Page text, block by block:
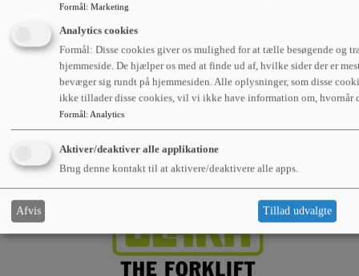
Formål: Marketing
Analytics cookies
Formål: Disse cookies giver os mulighed for at tælle besøgende og
hjemmeside. De hjælper os med at finde ud af, hvilke sider der er
bevæger sig rundt på hjemmesiden. Alle oplysninger, som disse
ikke tillader disse cookies, vil vi ikke have information om, hvornår
Formål: Analytics
Aktiver/deaktiver alle applikatione
Brug denne kontakt til at aktivere/deaktivere alle apps.
Afvis Tillad udvalgte